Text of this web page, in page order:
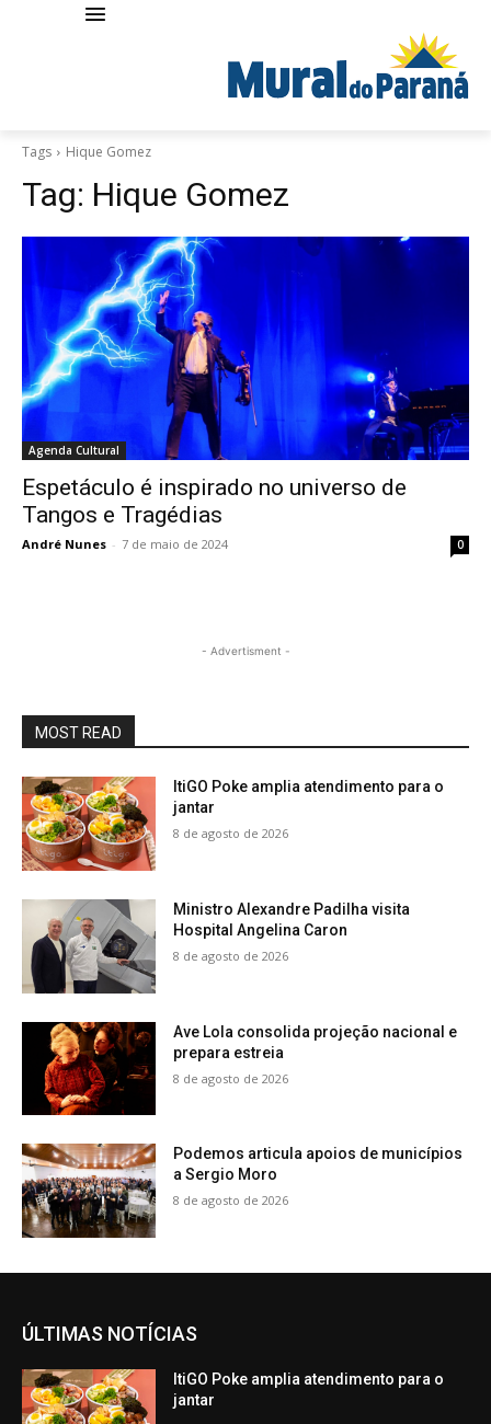
Tags Hique Gomez
Tag: Hique Gomez
Agenda Cultural
Espetáculo é inspirado no universo de
Tangos e Tragédias
André Nunes - 7 de maio de 2024 0
- Advertisment -
MOST READ
ItiGO Poke amplia atendimento para o
jantar
8 de agosto de 2026
Ministro Alexandre Padilha visita
Hospital Angelina Caron
8 de agosto de 2026
Ave Lola consolida projeção nacional e
prepara estreia
8 de agosto de 2026
Podemos articula apoios de municípios
a Sergio Moro
8 de agosto de 2026
ÚLTIMAS NOTÍCIAS
ItiGO Poke amplia atendimento para o
jantar